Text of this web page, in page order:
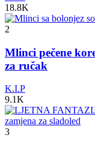
18.8K
2
Mlinci pečene
za ručak
K.I.P
9.1K
3